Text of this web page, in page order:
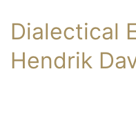
Dialectical
Hendrik